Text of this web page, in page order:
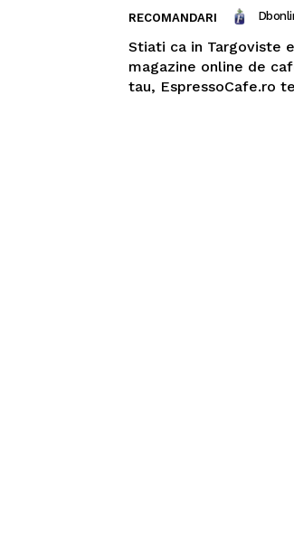
RECOMANDARI
Stiati ca in Targoviste
magazine online de
tau, EspressoCafe.ro